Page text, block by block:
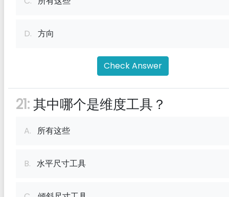
D. 方向
Check Answer
21:其中哪个是维度工具？
A. 所有这些
B. 水平尺寸工具